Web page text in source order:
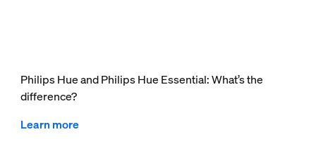
Philips Hue and Philips Hue Essential: What’s the
difference?
Learn more